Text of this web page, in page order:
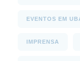
EVENTOS EM
IMPRENSA